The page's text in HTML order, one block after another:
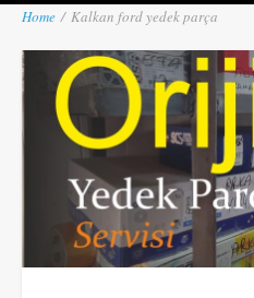
Home / Kalkan ford yedek parça